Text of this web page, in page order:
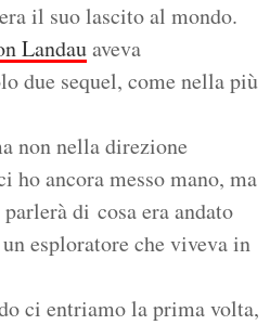
era il suo lascito al mondo.
Landauaveva
due sequel, come nella più
non nella direzione
ancora messo mano, ma
di cosa era andato
esploratore che viveva in
ci entriamo la prima volta,